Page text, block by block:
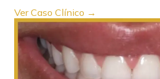
Ver Caso Clínico →